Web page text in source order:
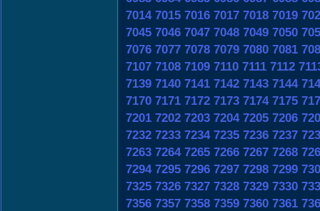
7014 7015 7016 7017 7018 7019
7045 7046 7047 7048 7049 7050
7076 7077 7078 7079 7080 7081
7107 7108 7109 7110 7111 7112
7139 7140 7141 7142 7143 7144
7170 7171 7172 7173 7174 7175
7201 7202 7203 7204 7205 7206
7232 7233 7234 7235 7236 7237
7263 7264 7265 7266 7267 7268
7294 7295 7296 7297 7298 7299
7325 7326 7327 7328 7329 7330
7356 7357 7358 7359 7360 7361